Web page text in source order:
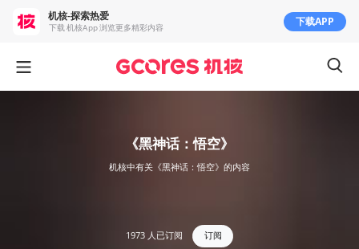
《黑神话：悟空》
机核中有关《黑神话：悟空》的内容
1973 人已订阅 订阅
机核-探索热爱
下载 机核App 浏览更多精彩内容 下载APP